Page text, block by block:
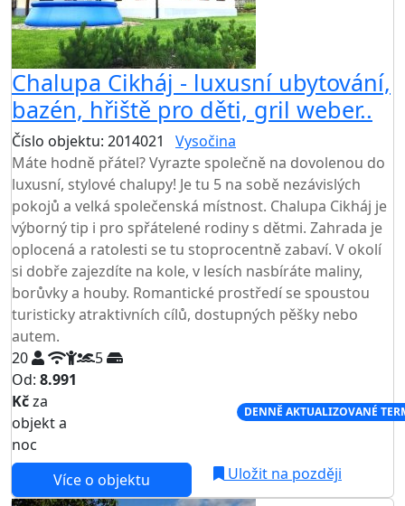
Chalupa Cikháj - luxusní ubytování,
bazén, hřiště pro děti, gril weber..
Číslo objektu: 2014021
Vysočina
Máte hodně přátel? Vyrazte společně na dovolenou do
luxusní, stylové chalupy! Je tu 5 na sobě nezávislých
pokojů a velká společenská místnost. Chalupa Cikháj je
výborný tip i pro spřátelené rodiny s dětmi. Zahrada je
oplocená a ratolesti se tu stoprocentně zabaví. V okolí
si dobře zajezdíte na kole, v lesích nasbíráte maliny,
borůvky a houby. Romantické prostředí se spoustou
turisticky atraktivních cílů, dostupných pěšky nebo
autem.
20
5
Od: 8.991
Kčza
objekt a
noc
DENNĚ AKTUALIZOVANÉ
Více o objektu Uložit na později